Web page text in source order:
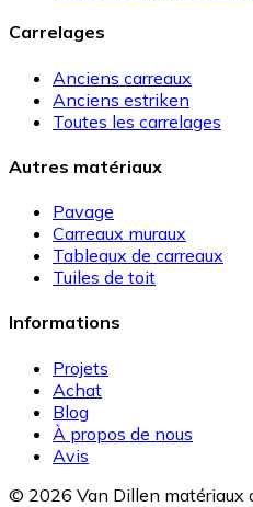
Carrelages
Anciens carreaux
Anciens estriken
Toutes les carrelages
Autres matériaux
Pavage
Carreaux muraux
Tableaux de carreaux
Tuiles de toit
Informations
Projets
Achat
Blog
À propos de nous
Avis
© 2026 Van Dillen matériaux